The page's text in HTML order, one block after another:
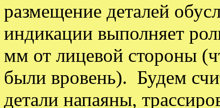
размещение деталей
индикации выполняет
мм от лицевой стороны
были вровень). Будем
детали напаяны,